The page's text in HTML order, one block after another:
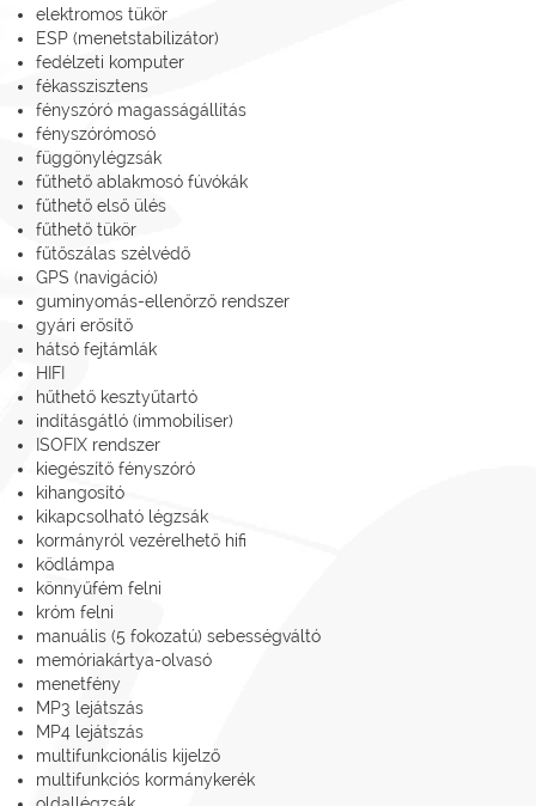
elektromos tükör
ESP (menetstabilizátor)
fedélzeti komputer
fékasszisztens
fényszóró magasságállítás
fényszórómosó
függönylégzsák
fűthető ablakmosó fúvókák
fűthető első ülés
fűthető tükör
fűtőszálas szélvédő
GPS (navigáció)
guminyomás-ellenőrző rendszer
gyári erősítő
hátsó fejtámlák
HIFI
hűthető kesztyűtartó
indításgátló (immobiliser)
ISOFIX rendszer
kiegészítő fényszóró
kihangosító
kikapcsolható légzsák
kormányról vezérelhető hifi
ködlámpa
könnyűfém felni
króm felni
manuális (5 fokozatú) sebességváltó
memóriakártya-olvasó
menetfény
MP3 lejátszás
MP4 lejátszás
multifunkcionális kijelző
multifunkciós kormánykerék